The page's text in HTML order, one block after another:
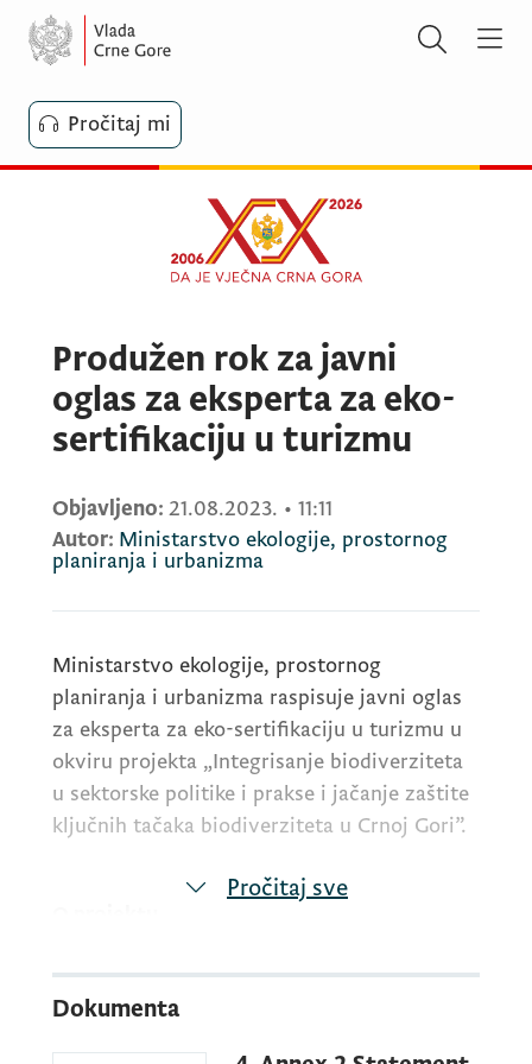
Pročitaj mi
Produžen rok za javni
oglas za eksperta za eko-
sertifikaciju u turizmu
Objavljeno: 21.08.2023. • 11:11
Autor: Ministarstvo ekologije, prostornog
planiranja i urbanizma
Ministarstvo ekologije, prostornog
planiranja i urbanizma raspisuje javni oglas
za eksperta za eko-sertifikaciju u turizmu u
okviru projekta „Integrisanje biodiverziteta
u sektorske politike i prakse i jačanje zaštite
ključnih tačaka biodiverziteta u Crnoj Gori”.
Projekat „Integrisanje biodiverziteta u
Pročitaj sve
Dokumenta